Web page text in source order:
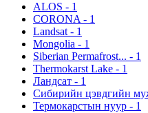
ALOS - 1
CORONA - 1
Landsat - 1
Mongolia - 1
Siberian Permafrost... - 1
Thermokarst Lake - 1
Ландсат - 1
Сибирийн цэвдгийн
Термокарстын нуур - 1